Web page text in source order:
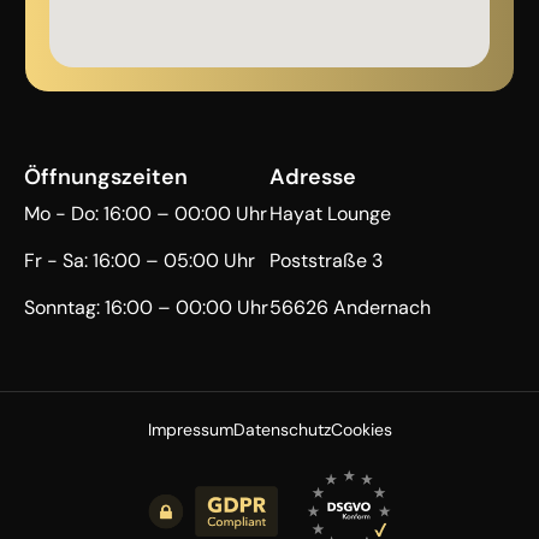
Öffnungszeiten
Mo - Do: 16:00 – 00:00 Uhr
Fr - Sa: 16:00 – 05:00 Uhr
Sonntag: 16:00 – 00:00 Uhr
Adresse
Hayat Lounge
Poststraße 3
56626 Andernach
ImpressumDatenschutzCookies